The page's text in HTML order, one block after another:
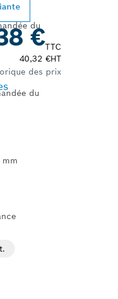
du
du
mm
€TTC
40,32 €HT
des prix